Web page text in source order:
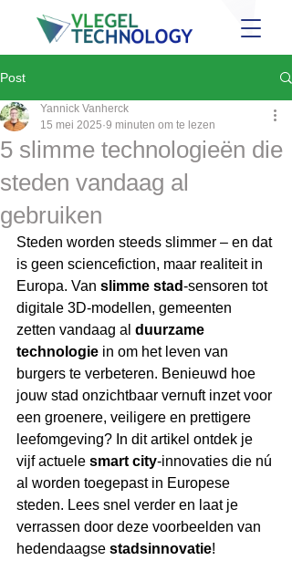
Post
5 slimme technologieën die
steden vandaag al
gebruiken
Yannick Vanherck
15 mei 2025 9 minuten om te lezen
Steden worden steeds slimmer – en dat
is geen sciencefiction, maar realiteit in
Europa. Van slimme stad-sensoren tot
digitale 3D-modellen, gemeenten
zetten vandaag al duurzame
technologie in om het leven van
burgers te verbeteren. Benieuwd hoe
jouw stad onzichtbaar vernuft inzet voor
een groenere, veiligere en prettigere
leefomgeving? In dit artikel ontdek je
vijf actuele smart city-innovaties die nú
al worden toegepast in Europese
steden. Lees snel verder en laat je
verrassen door deze voorbeelden van
hedendaagse stadsinnovatie!